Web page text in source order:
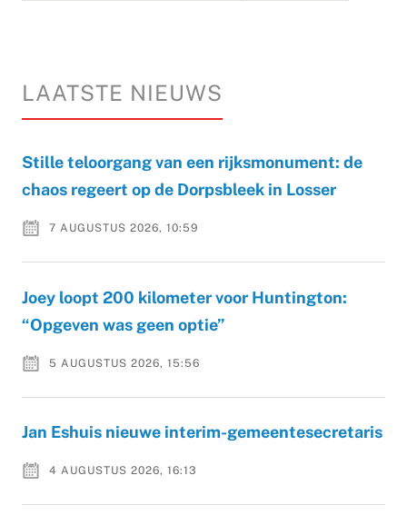
LAATSTE NIEUWS
Stille teloorgang van een rijksmonument: de
chaos regeert op de Dorpsbleek in Losser
7 AUGUSTUS 2026, 10:59
Joey loopt 200 kilometer voor Huntington:
“Opgeven was geen optie”
5 AUGUSTUS 2026, 15:56
Jan Eshuis nieuwe interim-gemeentesecretaris
4 AUGUSTUS 2026, 16:13